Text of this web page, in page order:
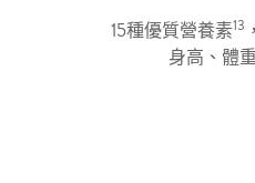
15種優質營養素13
身高、體